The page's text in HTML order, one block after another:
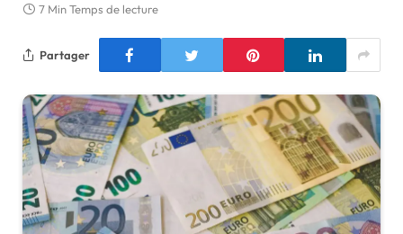
7 Min Temps de lecture
Partager